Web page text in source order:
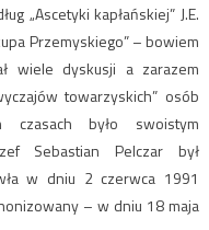
„Ascetyki kapłańskiej” J.E.
Przemyskiego” – bowiem
wiele dyskusji a zarazem
towarzyskich” osób
było swoistym
Sebastian Pelczar był
w dniu 2 czerwca 1991
– w dniu 18 maja